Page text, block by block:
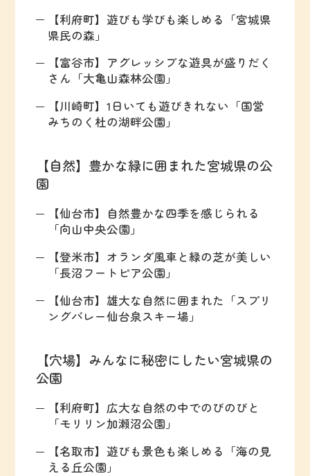
【利府町】遊びも学びも楽しめる「宮城県
県民の森」
【富谷市】アグレッシブな遊具が盛りだく
さん「大亀山森林公園」
【川崎町】1日いても遊びきれない「国営
みちのく杜の湖畔公園」
【自然】豊かな緑に囲まれた宮城県の公
園
【仙台市】自然豊かな四季を感じられる
「向山中央公園」
【登米市】オランダ風車と緑の芝が美しい
「長沼フートピア公園」
【仙台市】雄大な自然に囲まれた「スプリ
ングバレー仙台泉スキー場」
【穴場】みんなに秘密にしたい宮城県の
公園
【利府町】広大な自然の中でのびのびと
「モリリン加瀬沼公園」
【名取市】遊びも景色も楽しめる「海の見
える丘公園」